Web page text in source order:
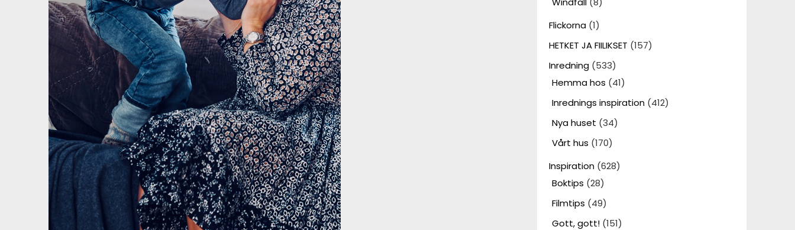
Flickorna(1)
HETKET JA FIILIKSET (157)
Inredning(533)
Hemma hos (41)
Inrednings inspiration(412)
Nya huset (34)
Vårt hus (170)
Inspiration(628)
Boktips (28)
Filmtips (49)
Gott, gott!(151)